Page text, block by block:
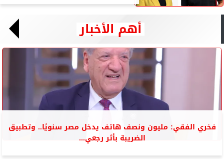
أهم الأخبار
فخري الفقي: مليون ونصف هاتف يدخل مصر سنويًا.. وتطبيق
الضريبة بأثر رجعي...